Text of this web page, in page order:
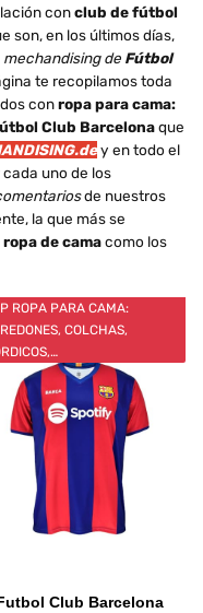
conclub de fútbol
son, en los últimos días,
mechandising de Fútbol
te recopilamos toda
conropa para cama:
Club Barcelonaque
y en todo el
uno de los
de nuestros
la que más se
ropa de camacomo los
ROPA PARA CAMA:
COLCHAS,
Club Barcelona